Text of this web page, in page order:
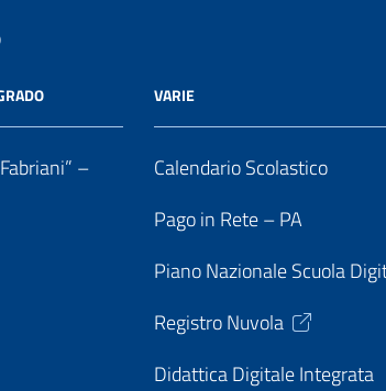
–
VARIE
Calendario Scolastico
Pago in Rete – PA
Piano Nazionale Scuola
Registro Nuvola
Didattica Digitale Integrata